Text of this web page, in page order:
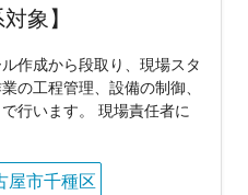
象】
作成から段取り、現場スタ
の工程管理、設備の制御、
行います。 現場責任者に
屋市千種区